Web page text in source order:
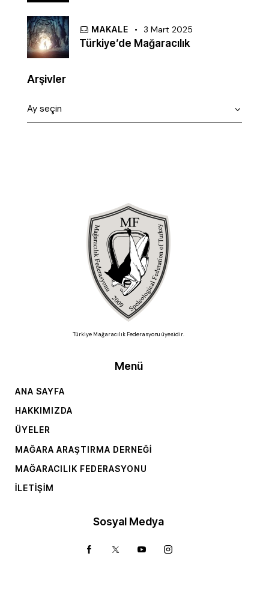
MAKALE 3 Mart 2025
Türkiye’de Mağaracılık
Arşivler
Türkiye Mağaracılık Federasyonu üyesidir.
Menü
ANA SAYFA
HAKKIMIZDA
ÜYELER
MAĞARA ARAŞTIRMA DERNEĞI
MAĞARACILIK FEDERASYONU
İLETIŞIM
Sosyal Medya